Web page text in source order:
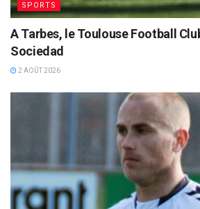
SPORTS
A Tarbes, le Toulouse Football
Sociedad
2 AOÛT 2026